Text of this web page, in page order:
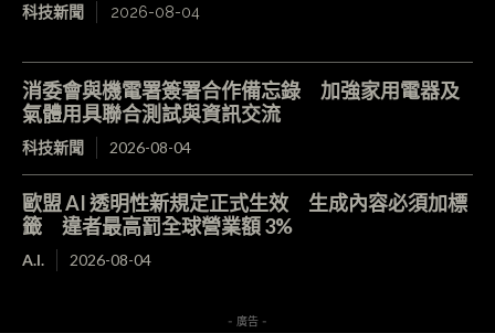
科技新聞 2026-08-04
消委會與機電署簽署合作備忘錄 加強家用電器及
氣體用具聯合測試與資訊交流
科技新聞 2026-08-04
歐盟 AI 透明性新規定正式生效 生成內容必須加標
籤 違者最高罰全球營業額 3%
A.I. 2026-08-04
- 廣告 -